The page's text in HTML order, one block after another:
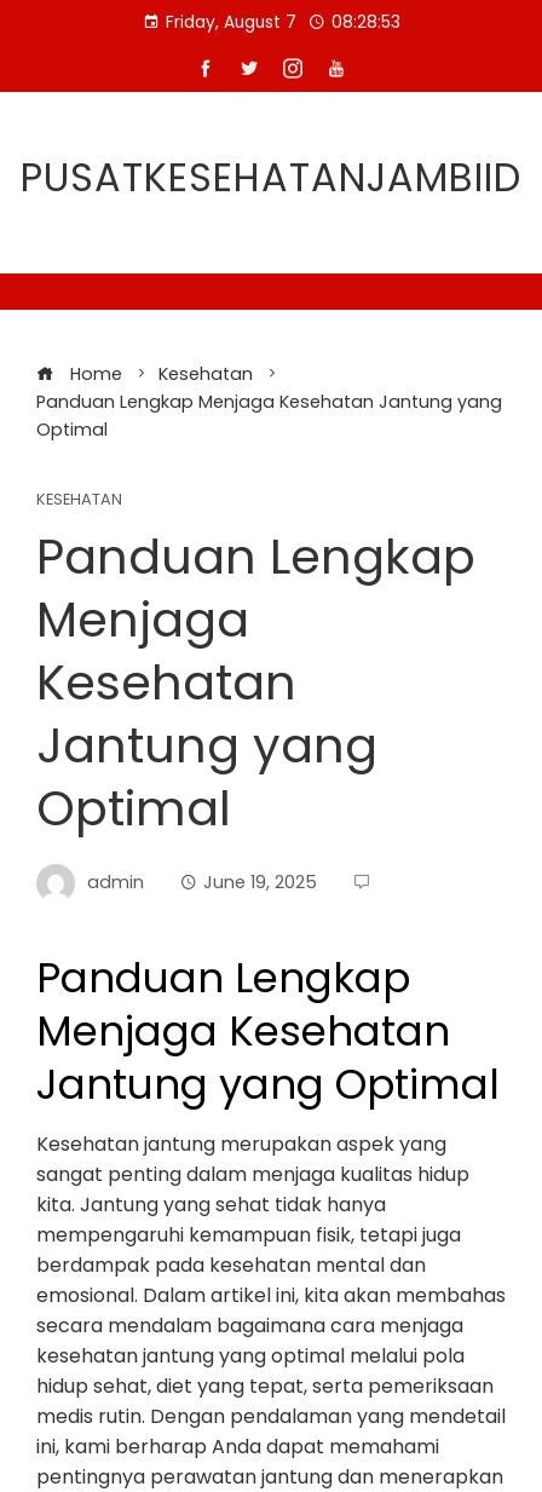
Friday, August 7 08:28:54
PUSATKESEHATANJAMBIID
Home
Kesehatan
Panduan Lengkap Menjaga Kesehatan Jantung yang
Optimal
KESEHATAN
Panduan Lengkap
Menjaga
Kesehatan
Jantung yang
Optimal
admin June 19, 2025
Panduan Lengkap
Menjaga Kesehatan
Jantung yang Optimal
Kesehatan jantung merupakan aspek yang
sangat penting dalam menjaga kualitas hidup
kita. Jantung yang sehat tidak hanya
mempengaruhi kemampuan fisik, tetapi juga
berdampak pada kesehatan mental dan
emosional. Dalam artikel ini, kita akan membahas
secara mendalam bagaimana cara menjaga
kesehatan jantung yang optimal melalui pola
hidup sehat, diet yang tepat, serta pemeriksaan
medis rutin. Dengan pendalaman yang mendetail
ini, kami berharap Anda dapat memahami
pentingnya perawatan jantung dan menerapkan